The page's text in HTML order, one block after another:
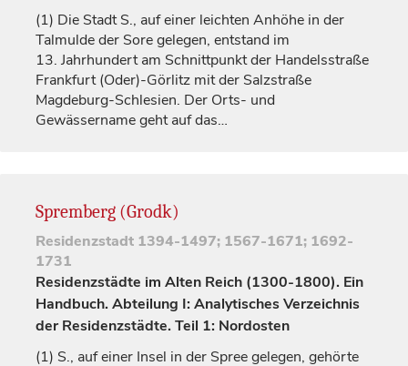
(1) Die Stadt S., auf einer leichten Anhöhe in der
Talmulde der Sore gelegen, entstand im
13. Jahrhundertam Schnittpunkt der Handelsstraße
Frankfurt (Oder)-Görlitz mit der Salzstraße
Magdeburg-Schlesien. Der Orts- und
Gewässername geht auf das…
Spremberg (Grodk)
Residenzstadt 1394-1497; 1567-1671; 1692-
1731
Residenzstädte im Alten Reich (1300-1800). Ein
Handbuch. Abteilung I: Analytisches Verzeichnis
der Residenzstädte. Teil 1: Nordosten
(1) S., auf einer Insel in der Spree gelegen, gehörte